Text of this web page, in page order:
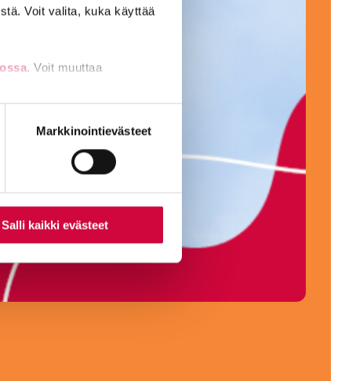
Voit valita, kuka käyttää
. Voit muuttaa
tai
Markkinointievästeet
Salli kaikki evästeet